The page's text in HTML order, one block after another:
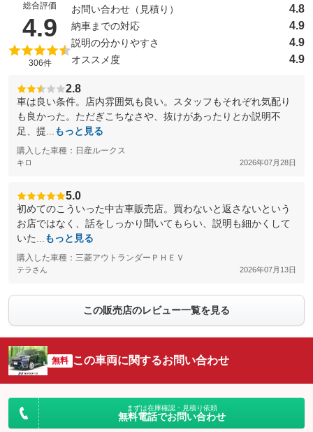
総合評価
4.9 （5点満点中）
306件
お問い合わせ（見積り） 4.8
納車までの対応 4.9
説明の分かりやすさ 4.9
オススメ度 4.9
2.8
車は良い条件。店内雰囲気も良い。スタッフもそれぞれ気配り
も良かった。ただぎこちなさや、抜けがあったりとか説明不
足、提...
もっと見る
購入した車種：日産ルークス
キロ 2026年07月28日
5.0
初めてのこういった中古車販売店。買わないと返さないという
お店ではなく、話をしっかり聞いてもらい、説明も細かくして
いた...
もっと見る
購入した車種：三菱アウトランダーＰＨＥＶ
テラさん 2026年07月13日
この販売店のレビュー一覧を見る
無料 この車両に関するお問い合わせ
まずは在庫確認・見積り依頼
無料電話でお問い合わせ